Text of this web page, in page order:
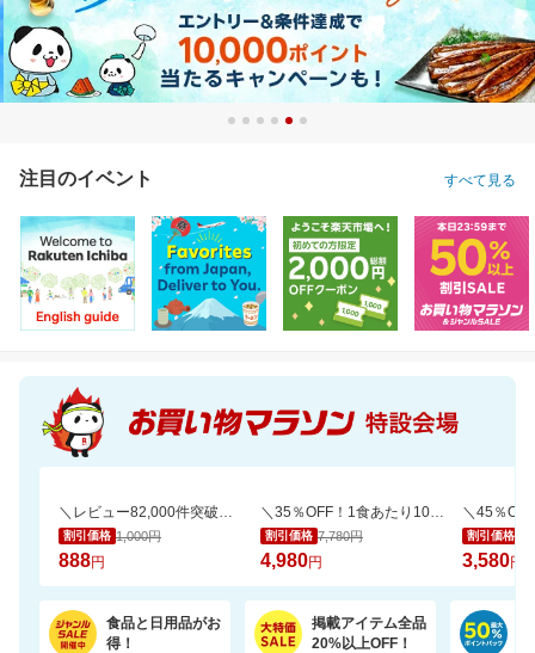
注目のイベント すべて見る
＼レビュー82,000件突破／白米と混ぜて炊くだけ食物繊維やミネラル豊富な栄養満点ご飯
割引価格 1,000円
888円
＼35％OFF！1食あたり104円／お茶碗約1杯分！パックご飯 150g×48食
割引価格 7,780円
4,980円
割引価格
3,580円
食品と日用品がお
得！
掲載アイテム全品
20%以上OFF！